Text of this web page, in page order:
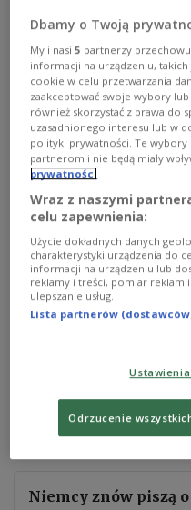
Auschwitz-Birkenau.
podjęła Ambasada
Zdjęcie ilustracyjne Shutterstock
przesłanym do
intencją "nie było
ofiarami niemieckiego
Niemcy znów piszą
Dbamy o Twoją
My i nasi5 partnerzy
informacji na urządzeniu,
cookie w celu przetwarzania
zaakceptować swoje wybory
również skorzystać z prawa do
uzasadnionego interesu lub w
polityki prywatności. Te wybory
partnerom i nie będą miały
prywatności
Wraz z naszymi
celu zapewnienia:
Użycie dokładnych danych
charakterystyki urządzenia do
informacji na urządzeniu lub
reklamy i treści, pomiar reklam
ulepszanie usług.
Lista partnerów
Odrzucenie